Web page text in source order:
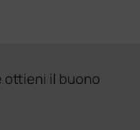
ottieni il buono